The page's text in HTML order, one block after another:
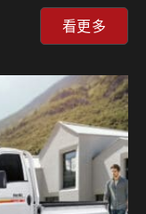
品牌史上「最
。 全新世代
、先進油電動力科
至 2025 年間連續三
看更多